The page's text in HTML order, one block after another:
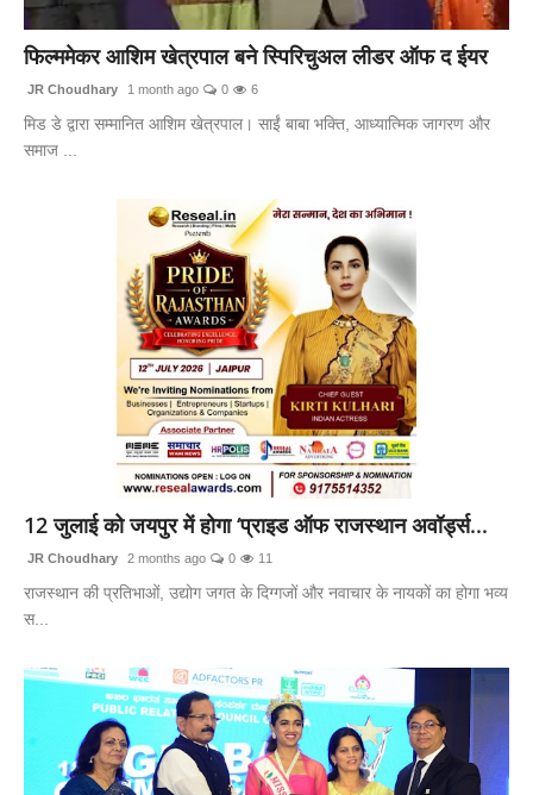
बिज़नेस
टेक्नोलॉजी
शिक्षा
फिल्ममेकर आशिम खेत्रपाल बने स्पिरिचुअल लीडर ऑफ द ईयर
JR Choudhary 1 month ago 0 6
मिड डे द्वारा सम्मानित आशिम खेत्रपाल। साईं बाबा भक्ति, आध्यात्मिक जागरण और
समाज ...
12 जुलाई को जयपुर में होगा ‘प्राइड ऑफ राजस्थान अवॉर्ड्स...
JR Choudhary 2 months ago 0 11
राजस्थान की प्रतिभाओं, उद्योग जगत के दिग्गजों और नवाचार के नायकों का होगा भव्य
स...